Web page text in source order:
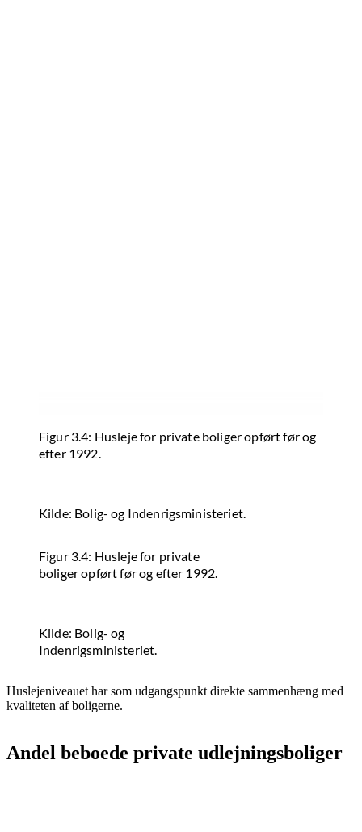
Figur 3.4: Husleje for private boliger opført før og
efter 1992.
Kilde: Bolig- og Indenrigsministeriet.
Figur 3.4: Husleje for private
boliger opført før og efter 1992.
Kilde: Bolig- og
Indenrigsministeriet.
Huslejeniveauet har som udgangspunkt direkte sammenhæng med
kvaliteten af boligerne.
Andel beboede private udlejningsboliger